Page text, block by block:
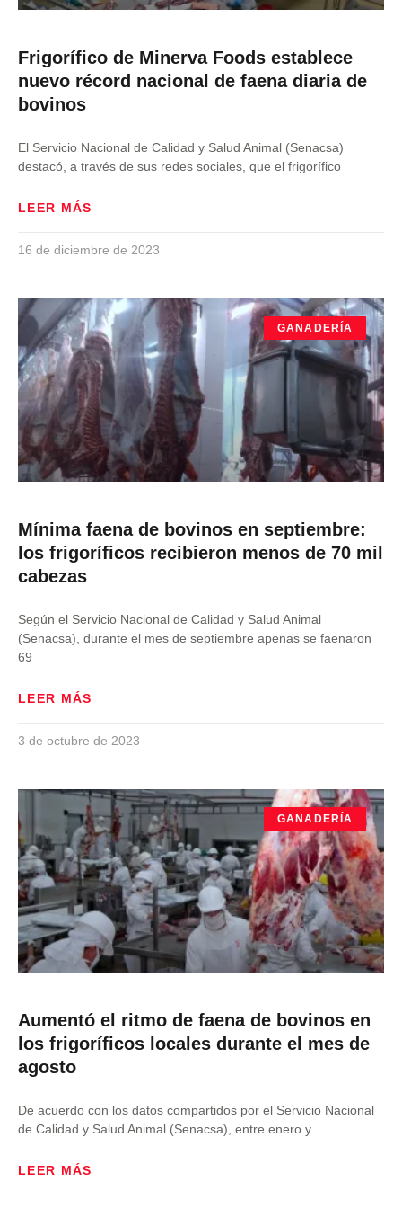
Frigorífico de Minerva Foods establece
nuevo récord nacional de faena diaria de
bovinos
El Servicio Nacional de Calidad y Salud Animal (Senacsa)
destacó, a través de sus redes sociales, que el frigorífico
LEER MÁS
16 de diciembre de 2023
GANADERÍA
Mínima faena de bovinos en septiembre:
los frigoríficos recibieron menos de 70 mil
cabezas
Según el Servicio Nacional de Calidad y Salud Animal
(Senacsa), durante el mes de septiembre apenas se faenaron
69
LEER MÁS
3 de octubre de 2023
GANADERÍA
Aumentó el ritmo de faena de bovinos en
los frigoríficos locales durante el mes de
agosto
De acuerdo con los datos compartidos por el Servicio Nacional
de Calidad y Salud Animal (Senacsa), entre enero y
LEER MÁS